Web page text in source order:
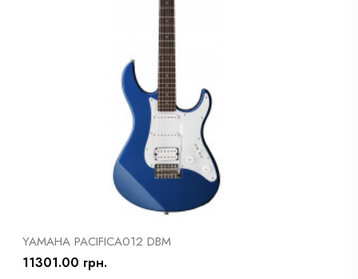
YAMAHA PACIFICA012 DBM
11301.00 грн.